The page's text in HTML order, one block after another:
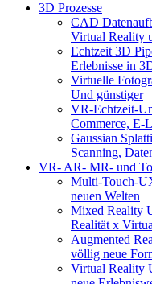
3D Prozesse
CAD
Virtual Reality
Echtzeit 3D
Erlebnisse in
Virtuelle
Und günstiger
VR-Echtzeit-
Commerce, E-
Gaussian
Scanning,
VR- AR- MR- und
Multi-Touch-
neuen Welten
Mixed Reality
Realität x
Augmented
völlig neue
Virtual Reality